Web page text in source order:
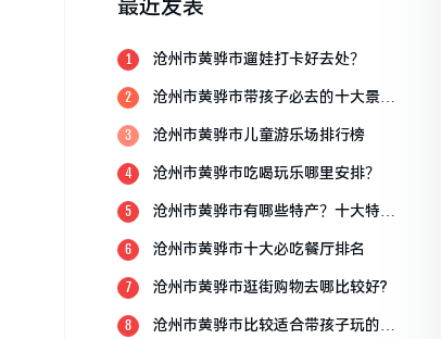
最近发表
1 沧州市黄骅市遛娃打卡好去处？
2
沧州市黄骅市带孩子必去的十大景
3 沧州市黄骅市儿童游乐场排行榜
4 沧州市黄骅市吃喝玩乐哪里安排？
5
沧州市黄骅市有哪些特产？十大特产
6 沧州市黄骅市十大必吃餐厅排名
7 沧州市黄骅市逛街购物去哪比较好?
8
沧州市黄骅市比较适合带孩子玩的地